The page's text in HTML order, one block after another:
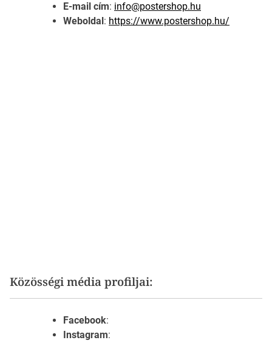
E-mail cím: info@postershop.hu
Weboldal : https://www.postershop.hu/
Közösségi média profiljai:
Facebook:
Instagram: